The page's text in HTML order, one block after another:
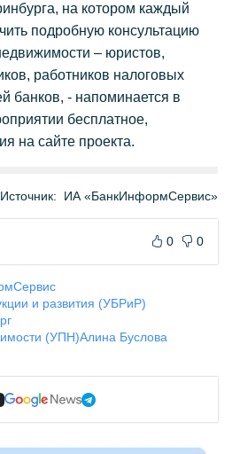
на котором каждый
подробную консультацию
– юристов,
работников налоговых
банков, - напоминается в
бесплатное,
на сайте проекта.
Источник: ИА «БанкИнформСервис»
0 0
и развития (УБРиР)
(УПН)Алина Буслова